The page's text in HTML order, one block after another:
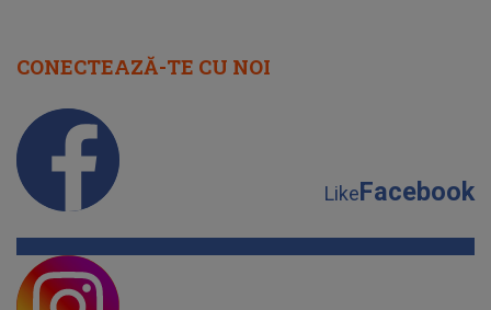
CONECTEAZĂ-TE CU NOI
LikeFacebook